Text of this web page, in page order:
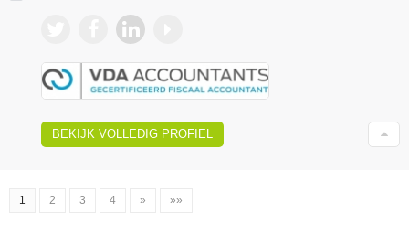
BEKIJK VOLLEDIG PROFIEL
1 2 3 4 » »»